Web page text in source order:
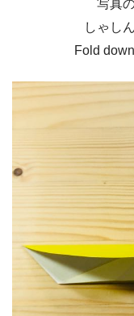
写真
しゃし
Fold